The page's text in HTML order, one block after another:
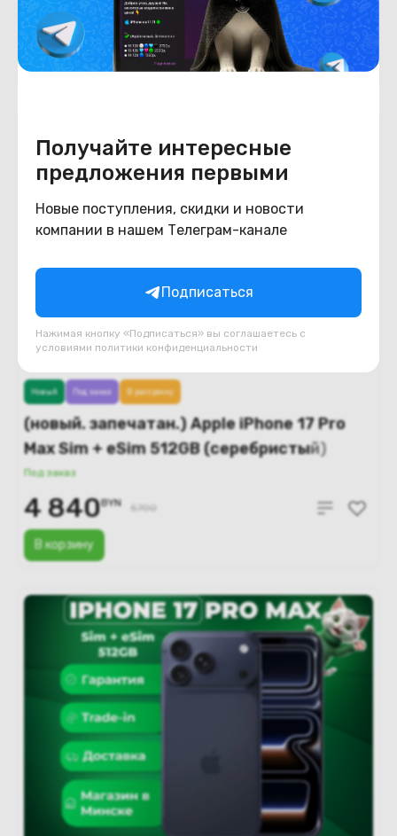
Получайте интересные
предложения первыми
Новые поступления, скидки и новости
компании в нашем Телеграм-канале
Подписаться
Нажимая кнопку «Подписаться» вы соглашаетесь с
условиями политики конфиденциальности
В корзину
5 280 BYN 6220
(новый. запечатан.) Apple iPhone 17 Pro
Max Sim + eSim 512GB (серебристый)
A3526
Под заказ
В корзину
Новый Под заказ В рассрочку
4 840BYN 5700